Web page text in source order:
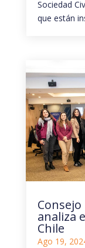
Sociedad
que están
analiza
Chile
Ago 19,